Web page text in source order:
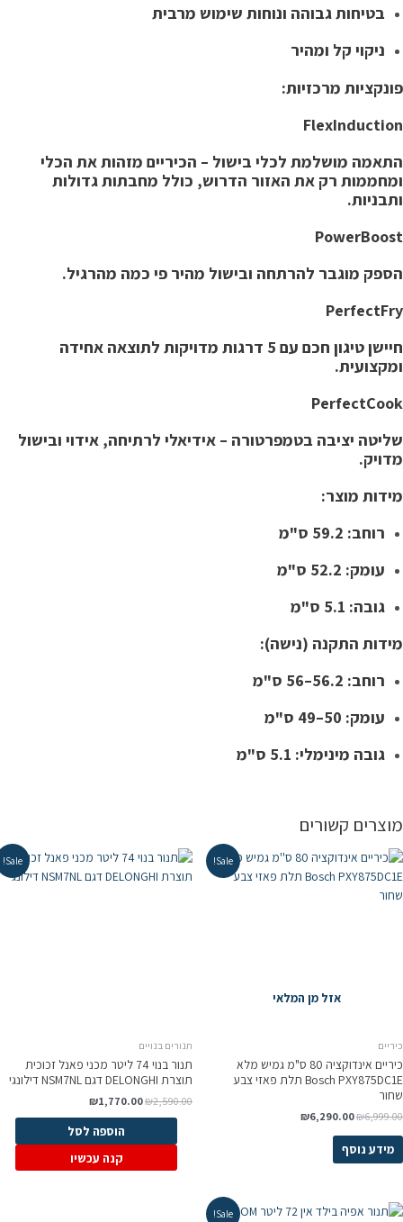
בטיחות גבוהה ונוחות שימוש מרבית
ניקוי קל ומהיר
מרכזיות:
מושלמת לכלי בישול – הכיריים מזהות את הכלי
רק את האזור הדרוש, כולל מחבתות גדולות
מוגבר להרתחה ובישול מהיר פי כמה מהרגיל.
חיישן טיגון חכם עם 5 דרגות מדויקות לתוצאה אחידה
יציבה בטמפרטורה – אידיאלי לרתיחה, אידוי ובישול
מוצר:
רוחב: ‎59.2 ס"מ
עומק: ‎52.2 ס"מ
גובה: ‎5.1 ס"מ
התקנה (נישה):
רוחב: ‎56–56.2 ס"מ
עומק: ‎49–50 ס"מ
גובה מינימלי: ‎5.1 ס"מ
קשורים
Sale!
אזל מן המלאי
כיריים אינדוקציה 80 ס"מ גמיש מלא
Bosch PXY875DC1E תלת פאזי צבע
₪
₪6,290.00
מידע נוסף
Sale!
תנורים בנויים
תנור בנוי 74 ליטר מכני פאנל זכוכית
תוצרת DELONGHI דגם NSM7NL דילונגי
₪2,590.00
₪1,770.00
הוספה לסל
קנה עכשיו
Sale!